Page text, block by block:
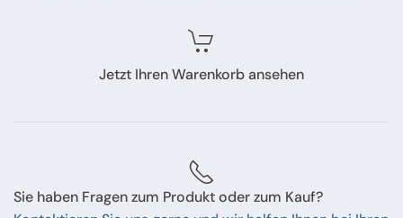
Jetzt Ihren Warenkorb ansehen
Sie haben Fragen zum Produkt oder zum Kauf?